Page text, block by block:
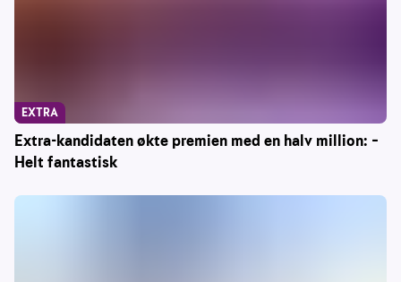
Extra-kandidaten økte premien med en halv million: –
Helt fantastisk
EXTRA